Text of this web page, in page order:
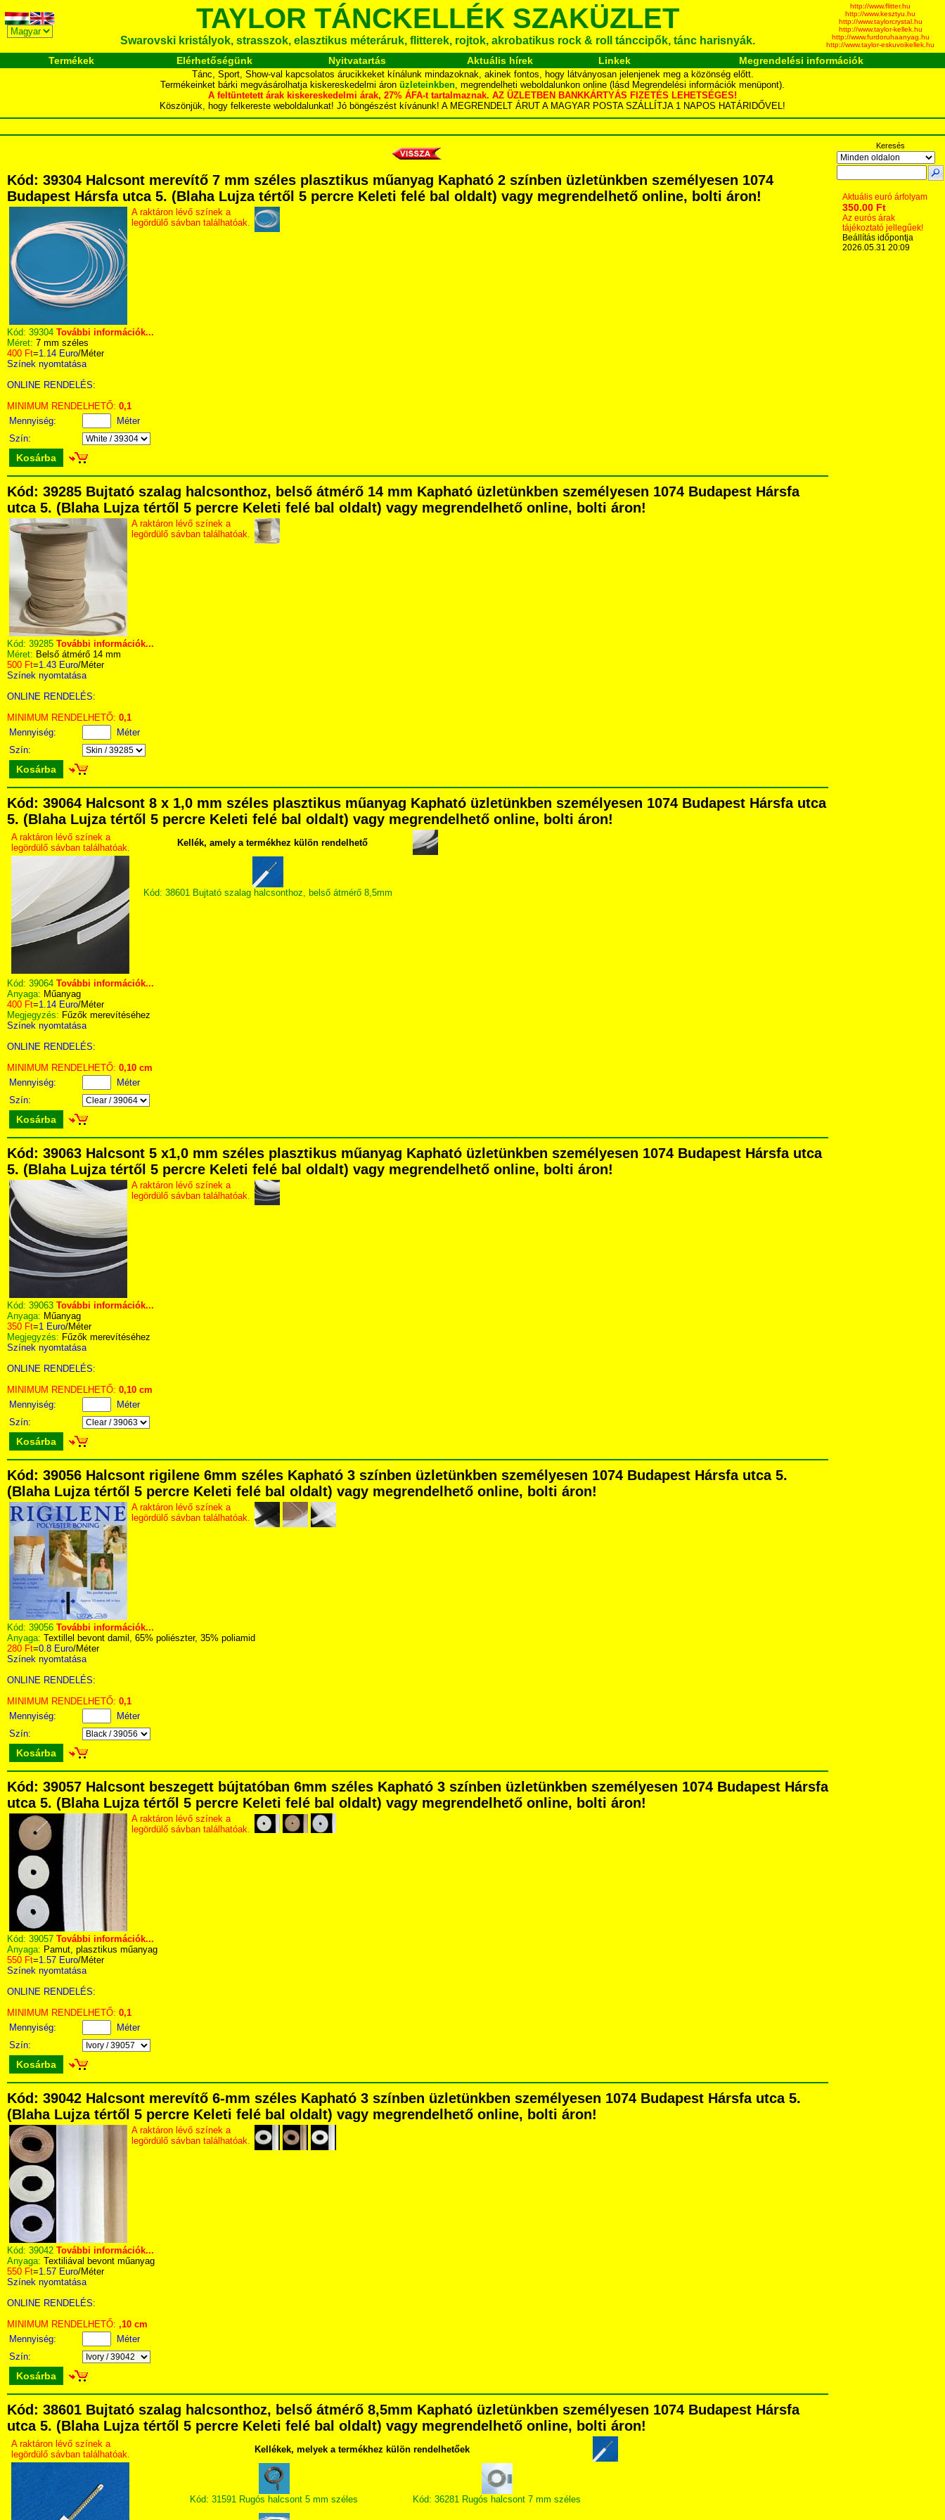
TAYLOR TÁNCKELLÉK SZAKÜZLET
Swarovski kristályok, strasszok, elasztikus méteráruk, flitterek, rojtok, akrobatikus rock & roll tánccipők, tánc harisnyák.
http://www.flitter.hu
http://www.kesztyu.hu
http://www.taylorcrystal.hu
http://www.taylor-kellek.hu
http://www.furdoruhaanyag.hu
http://www.taylor-eskuvoikellek.hu
Termékek Elérhetőségünk Nyitvatartás Aktuális hírek Linkek Megrendelési információk
Tánc, Sport, Show-val kapcsolatos árucikkeket kínálunk mindazoknak, akinek fontos, hogy látványosan jelenjenek meg a közönség előtt.
Termékeinket bárki megvásárolhatja kiskereskedelmi áron üzleteinkben, megrendelheti weboldalunkon online (lásd Megrendelési információk menüpont).
A feltüntetett árak kiskereskedelmi árak, 27% ÁFA-t tartalmaznak. AZ ÜZLETBEN BANKKÁRTYÁS FIZETÉS LEHETSÉGES!
Köszönjük, hogy felkereste weboldalunkat! Jó böngészést kívánunk! A MEGRENDELT ÁRUT A MAGYAR POSTA SZÁLLÍTJA 1 NAPOS HATÁRIDŐVEL!
Kód: 39304 Halcsont merevítő 7 mm széles plasztikus műanyag Kapható 2 színben üzletünkben személyesen 1074
Budapest Hársfa utca 5. (Blaha Lujza tértől 5 percre Keleti felé bal oldalt) vagy megrendelhető online, bolti áron!
A raktáron lévő színek a
legördülő sávban találhatóak.
Kód: 39304 További információk...
Méret: 7 mm széles
400 Ft=1.14 Euro/Méter
Színek nyomtatása
ONLINE RENDELÉS:
MINIMUM RENDELHETŐ: 0,1
Mennyiség:
Méter
Szín:
Kosárba
Kód: 39285 Bujtató szalag halcsonthoz, belső átmérő 14 mm Kapható üzletünkben személyesen 1074 Budapest Hársfa
utca 5. (Blaha Lujza tértől 5 percre Keleti felé bal oldalt) vagy megrendelhető online, bolti áron!
A raktáron lévő színek a
legördülő sávban találhatóak.
Kód: 39285 További információk...
Méret: Belső átmérő 14 mm
500 Ft=1.43 Euro/Méter
Színek nyomtatása
ONLINE RENDELÉS:
MINIMUM RENDELHETŐ: 0,1
Mennyiség:
Méter
Szín:
Kosárba
Kód: 39064 Halcsont 8 x 1,0 mm széles plasztikus műanyag Kapható üzletünkben személyesen 1074 Budapest Hársfa utca
5. (Blaha Lujza tértől 5 percre Keleti felé bal oldalt) vagy megrendelhető online, bolti áron!
A raktáron lévő színek a
legördülő sávban találhatóak.
Kellék, amely a termékhez külön rendelhető
Kód: 38601 Bujtató szalag halcsonthoz, belső átmérő 8,5mm
Kód: 39064 További információk...
Anyaga: Műanyag
400 Ft=1.14 Euro/Méter
Megjegyzés: Fűzők merevítéséhez
Színek nyomtatása
ONLINE RENDELÉS:
MINIMUM RENDELHETŐ: 0,10 cm
Mennyiség:
Méter
Szín:
Kosárba
Kód: 39063 Halcsont 5 x1,0 mm széles plasztikus műanyag Kapható üzletünkben személyesen 1074 Budapest Hársfa utca
5. (Blaha Lujza tértől 5 percre Keleti felé bal oldalt) vagy megrendelhető online, bolti áron!
A raktáron lévő színek a
legördülő sávban találhatóak.
Kód: 39063 További információk...
Anyaga: Műanyag
350 Ft=1 Euro/Méter
Megjegyzés: Fűzők merevítéséhez
Színek nyomtatása
ONLINE RENDELÉS:
MINIMUM RENDELHETŐ: 0,10 cm
Mennyiség:
Méter
Szín:
Kosárba
Kód: 39056 Halcsont rigilene 6mm széles Kapható 3 színben üzletünkben személyesen 1074 Budapest Hársfa utca 5.
(Blaha Lujza tértől 5 percre Keleti felé bal oldalt) vagy megrendelhető online, bolti áron!
A raktáron lévő színek a
legördülő sávban találhatóak.
Kód: 39056 További információk...
Anyaga: Textillel bevont damil, 65% poliészter, 35% poliamid
280 Ft=0.8 Euro/Méter
Színek nyomtatása
ONLINE RENDELÉS:
MINIMUM RENDELHETŐ: 0,1
Mennyiség:
Méter
Szín:
Kosárba
Kód: 39057 Halcsont beszegett bújtatóban 6mm széles Kapható 3 színben üzletünkben személyesen 1074 Budapest Hársfa
utca 5. (Blaha Lujza tértől 5 percre Keleti felé bal oldalt) vagy megrendelhető online, bolti áron!
A raktáron lévő színek a
legördülő sávban találhatóak.
Kód: 39057 További információk...
Anyaga: Pamut, plasztikus műanyag
550 Ft=1.57 Euro/Méter
Színek nyomtatása
ONLINE RENDELÉS:
MINIMUM RENDELHETŐ: 0,1
Mennyiség:
Méter
Szín:
Kosárba
Kód: 39042 Halcsont merevítő 6-mm széles Kapható 3 színben üzletünkben személyesen 1074 Budapest Hársfa utca 5.
(Blaha Lujza tértől 5 percre Keleti felé bal oldalt) vagy megrendelhető online, bolti áron!
A raktáron lévő színek a
legördülő sávban találhatóak.
Kód: 39042 További információk...
Anyaga: Textiliával bevont műanyag
550 Ft=1.57 Euro/Méter
Színek nyomtatása
ONLINE RENDELÉS:
MINIMUM RENDELHETŐ: ,10 cm
Mennyiség:
Méter
Szín:
Kosárba
Kód: 38601 Bujtató szalag halcsonthoz, belső átmérő 8,5mm Kapható üzletünkben személyesen 1074 Budapest Hársfa
utca 5. (Blaha Lujza tértől 5 percre Keleti felé bal oldalt) vagy megrendelhető online, bolti áron!
A raktáron lévő színek a
legördülő sávban találhatóak.
Kellékek, melyek a termékhez külön rendelhetőek
Kód: 31591 Rugós halcsont 5 mm széles Kód: 36281 Rugós halcsont 7 mm széles
Keresés
Aktuális euró árfolyam
350.00 Ft
Az eurós árak
tájékoztató jellegűek!
Beállítás időpontja
2026.05.31 20:09